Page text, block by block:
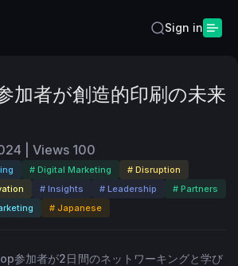
Sign in
加者が創造的印刷の未来
Views 100
# Digital Marketing
# Disruption
# Insights # Leadership
# Partners
# Japanese
参加者が2日間のネットワーキングと学び